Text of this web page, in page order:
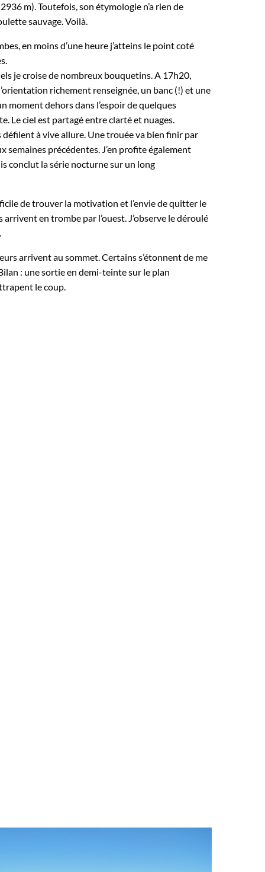
m). Toutefois, son étymologie n’a rien de
sauvage. Voilà.
en moins d’une heure j’atteins le point coté
je croise de nombreux bouquetins. A 17h20,
richement renseignée, un banc (!) et une
moment dehors dans l’espoir de quelques
Le ciel est partagé entre clarté et nuages.
défilent à vive allure. Une trouée va bien finir par
semaines précédentes. J’en profite également
conclut la série nocturne sur un long
de trouver la motivation et l’envie de quitter le
en trombe par l’ouest. J’observe le déroulé
arrivent au sommet. Certains s’étonnent de me
: une sortie en demi-teinte sur le plan
le coup.